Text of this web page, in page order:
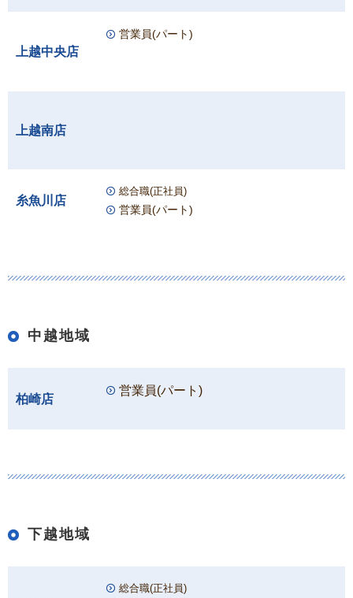
上越中央店
営業員(パート)
上越南店
糸魚川店
総合職(正社員)
営業員(パート)
中越地域
柏崎店
営業員(パート)
下越地域
総合職(正社員)